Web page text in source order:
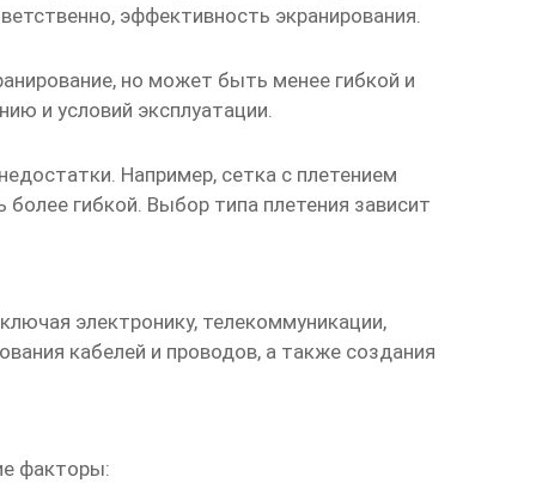
эффективность экранирования.
но может быть менее гибкой и
и условий эксплуатации.
Например, сетка с плетением
гибкой. Выбор типа плетения зависит
электронику, телекоммуникации,
кабелей и проводов, а также создания
факторы: